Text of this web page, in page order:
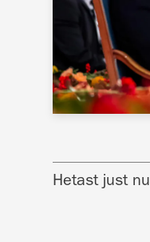
Hetast just nu